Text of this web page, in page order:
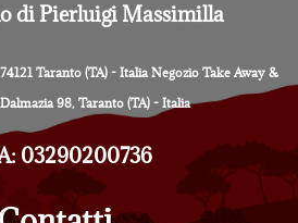
di Pierluigi Massimilla
Taranto (TA) - Italia Negozio Take Away &
98, Taranto (TA) - Italia
03290200736